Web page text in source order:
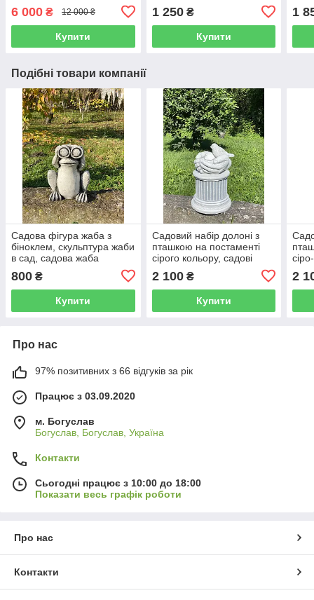
6 000 ₴ 12 000 ₴
Купити
1 250₴
Купити
1
Подібні товари компанії
Садова фігура жаба з
біноклем, скульптура жаби
в сад, садова жаба
800 ₴
Купити
Садовий набір долоні з
пташкою на постаменті
сірого кольору, садові
підставці ручного розпису
2 100₴
Купити
2
Про нас
97% позитивних з 66 відгуків за рік
Працює з 03.09.2020
м. Богуслав
Богуслав, Богуслав, Україна
Контакти
Сьогодні працює з 10:00 до 18:00
Показати весь графік роботи
Про нас
Контакти